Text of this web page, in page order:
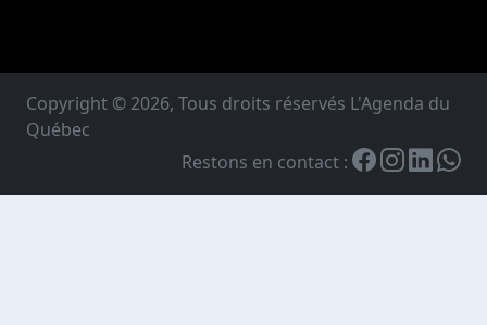
Copyright © 2026, Tous droits réservés L'Agenda du
Québec
Restons en contact :